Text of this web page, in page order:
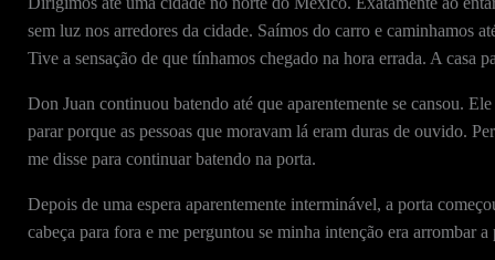
sem luz nos arredores da cidade. Saímos do carro e caminhamos
Tive a sensação de que tínhamos chegado na hora errada. A casa
Don Juan continuou batendo até que aparentemente se cansou.
parar porque as pessoas que moravam lá eram duras de ouvido.
me disse para continuar batendo na porta.
Depois de uma espera aparentemente interminável, a porta
cabeça para fora e me perguntou se minha intenção era arrombar